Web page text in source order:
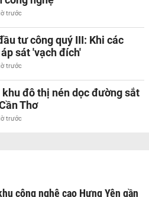
trước
tư công quý III: Khi các
sát 'vạch đích'
trước
đô thị nén dọc đường sắt
Thơ
trước
công nghệ cao Hưng Yên gần